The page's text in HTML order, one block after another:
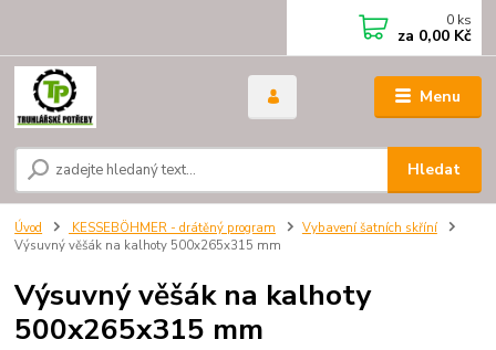
Menu
Hledat
0 ks
za 0,00 Kč
Úvod KESSEBÖHMER - drátěný program
Vybavení šatních skříní
Výsuvný věšák na kalhoty 500x265x315 mm
Výsuvný věšák na kalhoty
500x265x315 mm